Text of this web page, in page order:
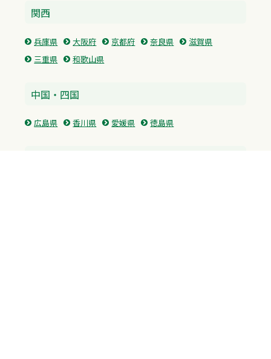
関西
兵庫県 大阪府 京都府 奈良県
滋賀県
三重県
和歌山県
中国・四国
広島県 香川県 愛媛県 徳島県